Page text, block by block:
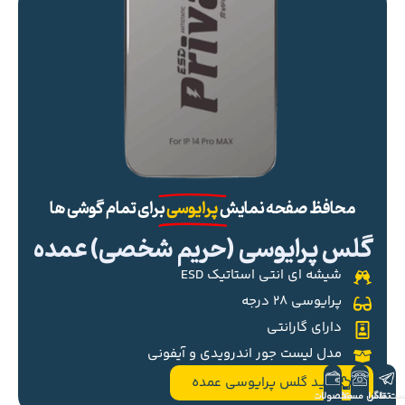
محافظ صفحه نمایشپرایوسیبرای تمام گوشی ها
گلس پرایوسی (حریم شخصی) عمده
شیشه ای انتی استاتیک ESD
پرایوسی ۲۸ درجه
دارای گارانتی
مدل لیست جور اندرویدی و آیفونی
خرید گلس پرایوسی عمده
تلگرام
تماس مستقیم
محصولات